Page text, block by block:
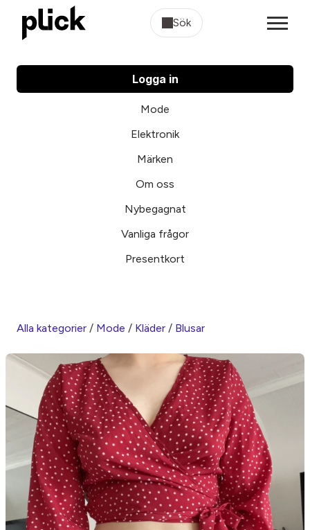
Sök
Logga in
Mode
Elektronik
Märken
Om oss
Nybegagnat
Vanliga frågor
Presentkort
Alla kategorier / Mode / Kläder / Blusar